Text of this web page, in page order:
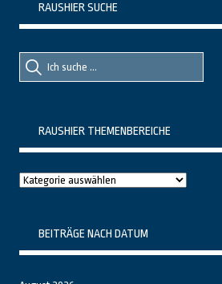
RAUSHIER SUCHE
Suche
nach::
Suche
nach:
RAUSHIER THEMENBEREICHE
Raushier
BEITRÄGE NACH DATUM